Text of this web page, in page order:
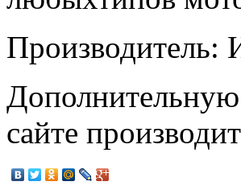
Производитель:
сайте